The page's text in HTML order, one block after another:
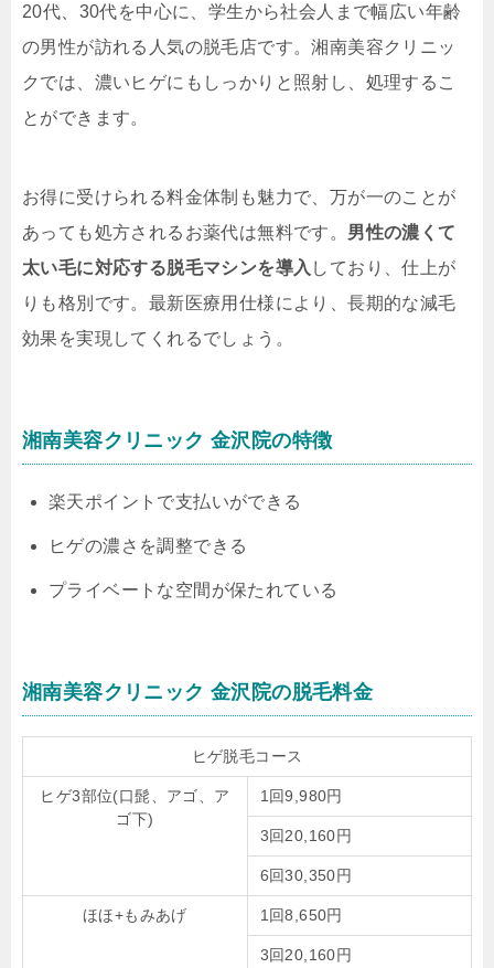
20代、30代を中心に、学生から社会人まで幅広い年齢
の男性が訪れる人気の脱毛店です。湘南美容クリニッ
クでは、濃いヒゲにもしっかりと照射し、処理するこ
とができます。
お得に受けられる料金体制も魅力で、万が一のことが
あっても処方されるお薬代は無料です。 男性の濃くて
太い毛に対応する脱毛マシンを導入 しており、仕上が
りも格別です。最新医療用仕様により、長期的な減毛
効果を実現してくれるでしょう。
湘南美容クリニック 金沢院の特徴
楽天ポイントで支払いができる
ヒゲの濃さを調整できる
プライベートな空間が保たれている
湘南美容クリニック 金沢院の脱毛料金
ヒゲ脱毛コース
ヒゲ3部位(口髭、アゴ、ア
ゴ下)
1回9,980円
3回20,160円
6回30,350円
ほほ+もみあげ 1回8,650円
3回20,160円